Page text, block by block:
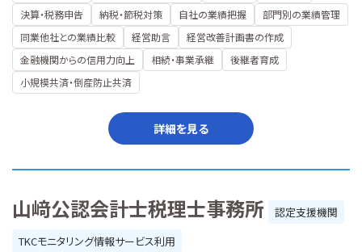
決算・税務申告
納税・節税対策 自社の業績把握
部門別の業績管理
同業他社との業績比較
経営助言
経営改善計画書の作成
金融機関からの信用力向上
相続・事業承継
後継者育成
小規模共済・倒産防止共済
詳細を見る
山﨑公認会計士税理士事務所
認定支援機関
TKCモニタリング情報サービス利用